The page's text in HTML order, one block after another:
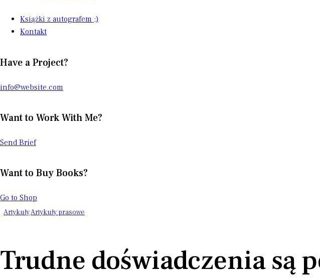
Książki z autografem ;)
Kontakt
Have a Project?
info@website.com
Want to Work With Me?
Send Brief
Want to Buy Books?
Go to Shop
ArtykułyArtykuły prasowe
Trudne doświadczenia są